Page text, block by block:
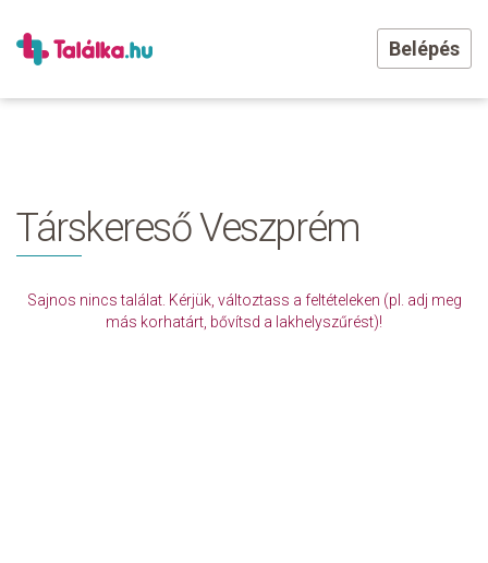
Belépés
Társkereső Veszprém
Sajnos nincs találat. Kérjük, változtass a feltételeken (pl. adj meg
más korhatárt, bővítsd a lakhelyszűrést)!